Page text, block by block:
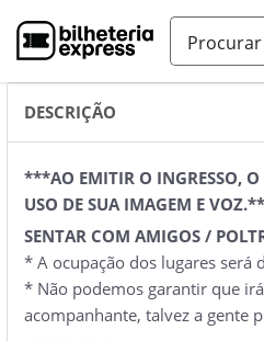
DESCRIÇÃO
***AO EMITIR O INGRESSO,
USO DE SUA IMAGEM E
SENTAR COM AMIGOS /
* A ocupação dos lugares será
* Não podemos garantir que
acompanhante, talvez a gente